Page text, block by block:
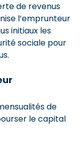
de revenus
l’emprunteur
initiaux les
sociale pour
de
le capital